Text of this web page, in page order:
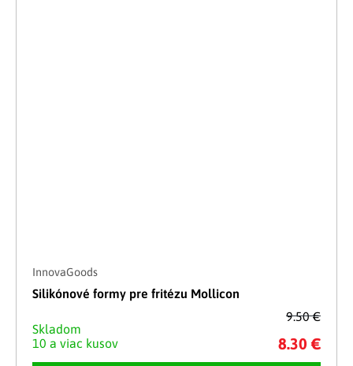
9.50 €
InnovaGoods
Silikónové formy pre fritézu Mollicon
Skladom
10 a viac kusov
8.30 €